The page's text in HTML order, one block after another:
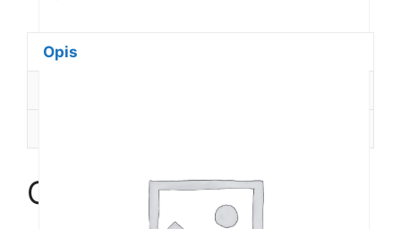
količina
Opis
Opis